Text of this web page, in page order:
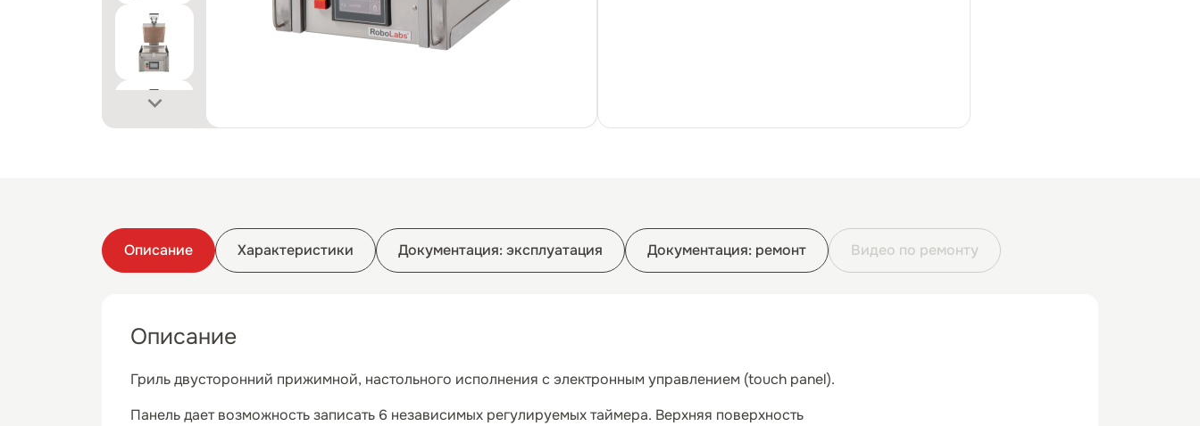
Описание Характеристики Документация: эксплуатация Документация: ремонт Видео по ремонту
Описание
Гриль двусторонний прижимной, настольного исполнения с электронным управлением (touch panel).
Панель дает возможность записать 6 независимых регулируемых таймера. Верхняя поверхность